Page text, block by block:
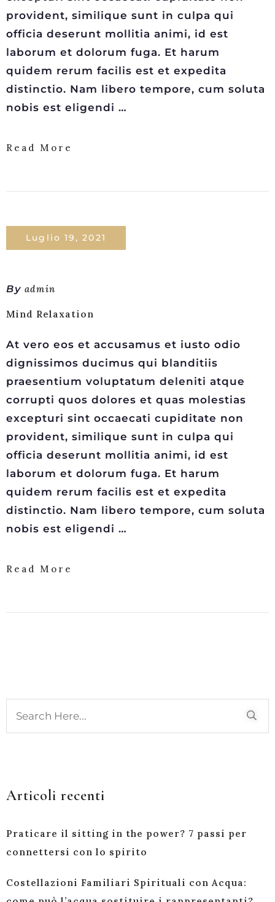
provident, similique sunt in culpa qui
officia deserunt mollitia animi, id est
laborum et dolorum fuga. Et harum
quidem rerum facilis est et expedita
distinctio. Nam libero tempore, cum soluta
nobis est eligendi …
Read More
Luglio 19, 2021
By admin
Mind Relaxation
At vero eos et accusamus et iusto odio
dignissimos ducimus qui blanditiis
praesentium voluptatum deleniti atque
corrupti quos dolores et quas molestias
excepturi sint occaecati cupiditate non
provident, similique sunt in culpa qui
officia deserunt mollitia animi, id est
laborum et dolorum fuga. Et harum
quidem rerum facilis est et expedita
distinctio. Nam libero tempore, cum soluta
nobis est eligendi …
Read More
Articoli recenti
Praticare il sitting in the power? 7 passi per
connettersi con lo spirito
Costellazioni Familiari Spirituali con Acqua: